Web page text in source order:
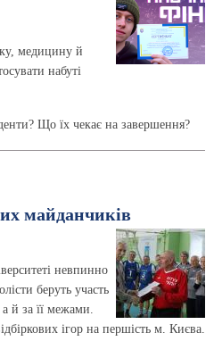
медицину й
набуті
Що їх чекає на завершення?
майданчиків
невпинно
беруть участь
й за її межами.
ігор на першість м. Києва.